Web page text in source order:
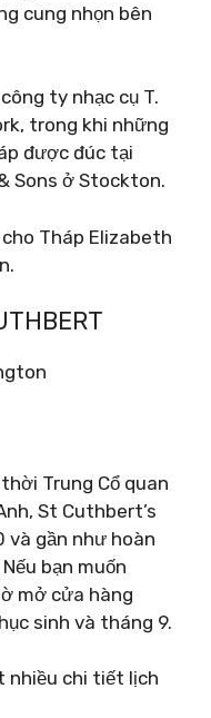
cung nhọn bên
ty nhạc cụ T.
trong khi những
được đúc tại
Sons ở Stockton.
Tháp Elizabeth
Trung Cổ quan
St Cuthbert’s
và gần như hoàn
bạn muốn
mở cửa hàng
sinh và tháng 9.
nhiều chi tiết lịch